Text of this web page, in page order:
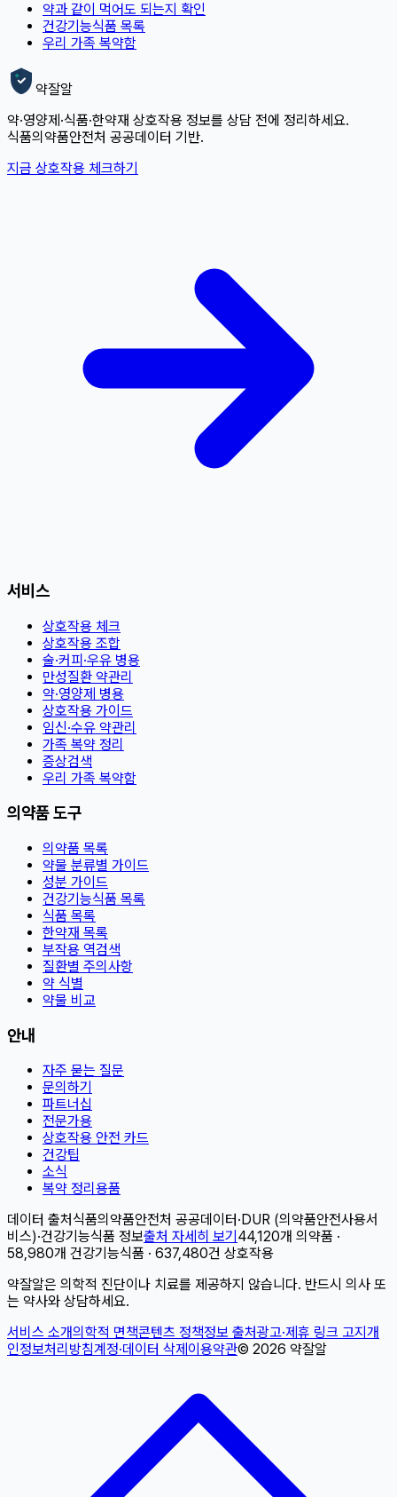
약과 같이 먹어도 되는지 확인
건강기능식품 목록
우리 가족 복약함
약잘알
약·영양제·식품·한약재 상호작용 정보를 상담 전에 정리하세요.
식품의약품안전처 공공데이터 기반.
지금 상호작용 체크하기
서비스
상호작용 체크
상호작용 조합
술·커피·우유 병용
만성질환 약관리
약·영양제 병용
상호작용 가이드
임신·수유 약관리
가족 복약 정리
증상검색
우리 가족 복약함
의약품 도구
의약품 목록
약물 분류별 가이드
성분 가이드
건강기능식품 목록
식품 목록
한약재 목록
부작용 역검색
질환별 주의사항
약 식별
약물 비교
안내
자주 묻는 질문
문의하기
파트너십
전문가용
상호작용 안전 카드
건강팁
소식
복약 정리용품
데이터 출처 식품의약품안전처 공공데이터 · DUR (의약품안전사용서
비스)·건강기능식품 정보출처 자세히 보기 44,120개 의약품 ·
58,980개 건강기능식품 · 637,480건 상호작용
약잘알은 의학적 진단이나 치료를 제공하지 않습니다. 반드시 의사 또
는 약사와 상담하세요.
서비스 소개의학적 면책콘텐츠 정책정보 출처광고·제휴 링크 고지 개
인정보처리방침계정·데이터 삭제 이용약관© 2026 약잘알